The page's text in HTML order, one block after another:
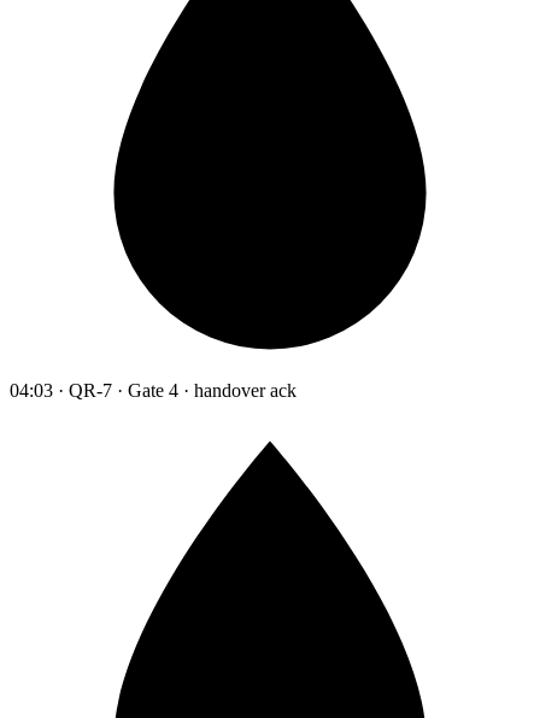
04:03 · QR-7 · Gate 4 · handover ack